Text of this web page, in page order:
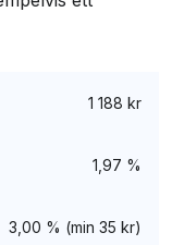
1 188 kr
1,97 %
3,00 % (min 35 kr)